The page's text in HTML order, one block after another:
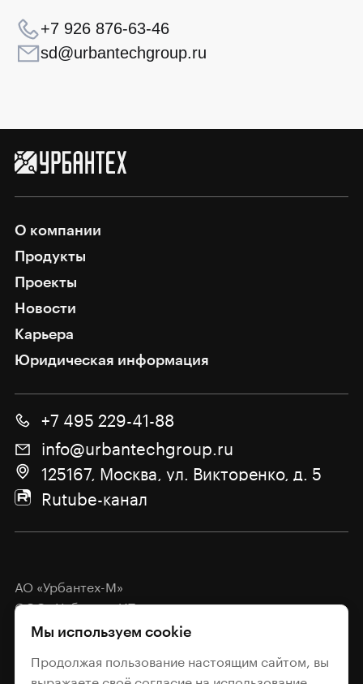
+7 926 876-63-46
sd@urbantechgroup.ru
О компании
Продукты
Проекты
Новости
Карьера
Юридическая информация
+7 495 229-41-88
info@urbantechgroup.ru
125167, Москва, ул. Викторенко, д. 5
Rutube-канал
АО «Урбантех-М»
ООО «Урбантех-ИТ»
Политика обработки
персональных данных
Мы используем cookie
Продолжая пользование настоящим сайтом, вы